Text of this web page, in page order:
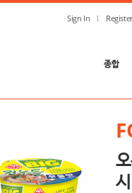
Sign In Register
종합
시